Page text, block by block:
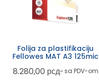
Folija za plastifikaciju
Fellowes MAT A3 125mic
8.280,00 рсд~ sa PDV-om